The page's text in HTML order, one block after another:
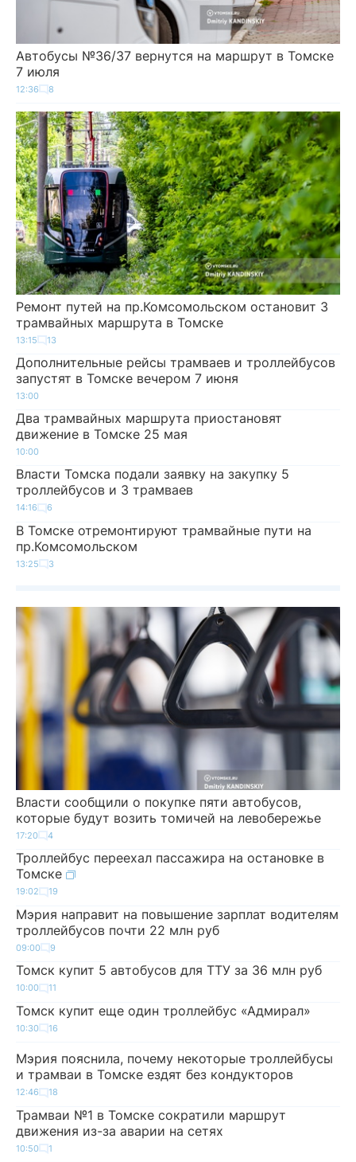
Автобусы №36/37 вернутся на маршрут в Томске
7 июля
12:36 8
Ремонт путей на пр.Комсомольском остановит 3
трамвайных маршрута в Томске
13:15 13
Дополнительные рейсы трамваев и троллейбусов
запустят в Томске вечером 7 июня
13:00
Два трамвайных маршрута приостановят
движение в Томске 25 мая
10:00
Власти Томска подали заявку на закупку 5
троллейбусов и 3 трамваев
14:16 6
В Томске отремонтируют трамвайные пути на
пр.Комсомольском
13:25 3
Власти сообщили о покупке пяти автобусов,
которые будут возить томичей на левобережье
17:20 4
Троллейбус переехал пассажира на остановке в
Томске
19:02 19
Мэрия направит на повышение зарплат водителям
троллейбусов почти 22 млн руб
09:00 9
Томск купит 5 автобусов для ТТУ за 36 млн руб
10:00 11
Томск купит еще один троллейбус «Адмирал»
10:30 16
Мэрия пояснила, почему некоторые троллейбусы
и трамваи в Томске ездят без кондукторов
12:46 18
Трамваи №1 в Томске сократили маршрут
движения из-за аварии на сетях
10:50 1